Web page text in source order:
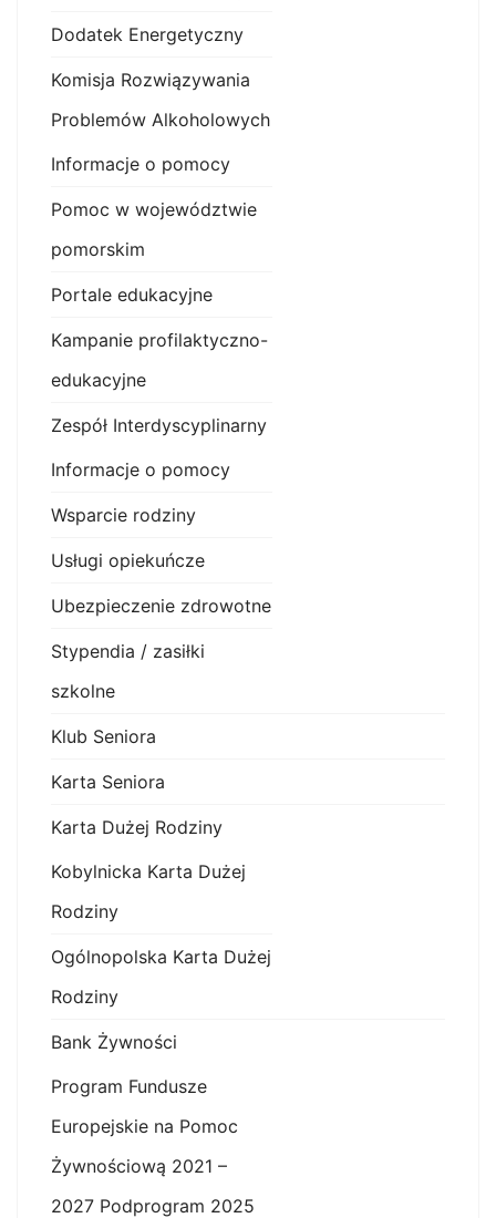
Dodatek Energetyczny
Komisja Rozwiązywania
Problemów Alkoholowych
Informacje o pomocy
Pomoc w województwie
pomorskim
Portale edukacyjne
Kampanie profilaktyczno-
edukacyjne
Zespół Interdyscyplinarny
Informacje o pomocy
Wsparcie rodziny
Usługi opiekuńcze
Ubezpieczenie zdrowotne
Stypendia / zasiłki
szkolne
Klub Seniora
Karta Seniora
Karta Dużej Rodziny
Kobylnicka Karta Dużej
Rodziny
Ogólnopolska Karta Dużej
Rodziny
Bank Żywności
Program Fundusze
Europejskie na Pomoc
Żywnościową 2021 –
2027 Podprogram 2025